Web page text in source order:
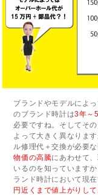
ブランドやモデルによ
のブランド時計は3年～
必要ですね。そしてそ
よって大きく異なりま
ル修理代＋交換が必要
物価の高騰にあわせて
いるのを知っています
ランド時計において現在
円近くまで値上がりし